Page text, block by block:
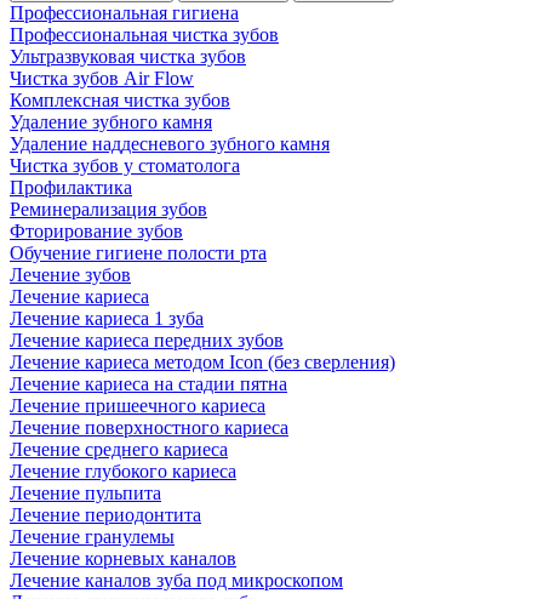
Профессиональная гигиена
Профессиональная чистка зубов
Ультразвуковая чистка зубов
Чистка зубов Air Flow
Комплексная чистка зубов
Удаление зубного камня
Удаление наддесневого зубного камня
Чистка зубов у стоматолога
Профилактика
Реминерализация зубов
Фторирование зубов
Обучение гигиене полости рта
Лечение зубов
Лечение кариеса
Лечение кариеса 1 зуба
Лечение кариеса передних зубов
Лечение кариеса методом Icon (без сверления)
Лечение кариеса на стадии пятна
Лечение пришеечного кариеса
Лечение поверхностного кариеса
Лечение среднего кариеса
Лечение глубокого кариеса
Лечение пульпита
Лечение периодонтита
Лечение гранулемы
Лечение корневых каналов
Лечение каналов зуба под микроскопом